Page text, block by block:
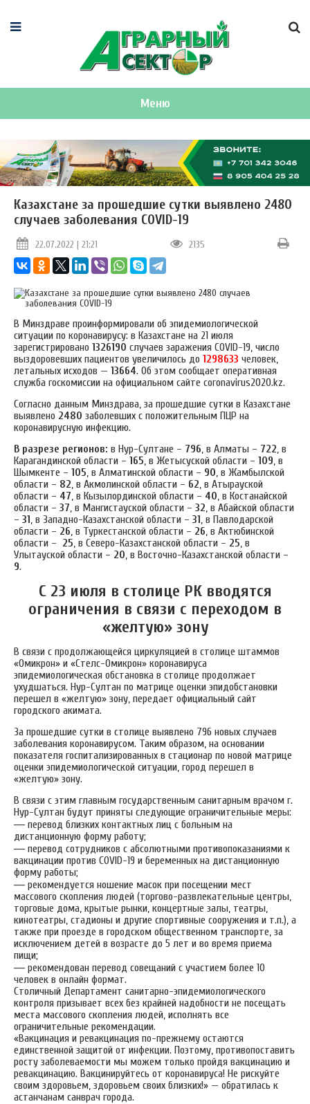
Меню
Казахстане за прошедшие сутки выявлено 2480
случаев заболевания COVID-19
22.07.2022 | 21:21 2135
В Минздраве проинформировали об эпидемиологической
ситуации по коронавирусу: в Казахстане на 21 июля
зарегистрировано 1326190 случаев заражения COVID-19, число
выздоровевших пациентов увеличилось до 1298633 человек,
летальных исходов — 13664. Об этом сообщает оперативная
служба госкомиссии на официальном сайте coronavirus2020.kz.
Согласно данным Минздрава, за прошедшие сутки в Казахстане
выявлено 2480 заболевших с положительным ПЦР на
коронавирусную инфекцию.
В разрезе регионов: в Нур-Султане – 796, в Алматы – 722, в
Карагандинской области – 165, в Жетысуской области – 109, в
Шымкенте – 105, в Алматинской области – 90, в Жамбылской
области – 82, в Акмолинской области – 62, в Атырауской
области – 47, в Кызылординской области – 40, в Костанайской
области – 37, в Мангистауской области – 32, в Абайской области
– 31, в Западно-Казахстанской области – 31, в Павлодарской
области – 26, в Туркестанской области – 26, в Актюбинской
области – 25, в Северо-Казахстанской области – 25, в
Улытауской области – 20, в Восточно-Казахстанской области –
9.
С 23 июля в столице РК вводятся
ограничения в связи с переходом в
«желтую» зону
В связи с продолжающейся циркуляцией в столице штаммов
«Омикрон» и «Стелс-Омикрон» коронавируса
эпидемиологическая обстановка в столице продолжает
ухудшаться. Нур-Султан по матрице оценки эпидобстановки
перешел в «желтую» зону, передает официальный сайт
городского акимата.
За прошедшие сутки в столице выявлено 796 новых случаев
заболевания коронавирусом. Таким образом, на основании
показателя госпитализированных в стационар по новой матрице
оценки эпидемиологической ситуации, город перешел в
«желтую» зону.
В связи с этим главным государственным санитарным врачом г.
Нур-Султан будут приняты следующие ограничительные меры:
— перевод близких контактных лиц с больным на
дистанционную форму работу;
— перевод сотрудников с абсолютными противопоказаниями к
вакцинации против COVID-19 и беременных на дистанционную
форму работы;
— рекомендуется ношение масок при посещении мест
массового скопления людей (торгово-развлекательные центры,
торговые дома, крытые рынки, концертные залы, театры,
кинотеатры, стадионы и другие спортивные сооружения и т.п.), а
также при проезде в городском общественном транспорте, за
исключением детей в возрасте до 5 лет и во время приема
пищи;
— рекомендован перевод совещаний с участием более 10
человек в онлайн формат.
Столичный Департамент санитарно-эпидемиологического
контроля призывает всех без крайней надобности не посещать
места массового скопления людей, исполнять все
ограничительные рекомендации.
«Вакцинация и ревакцинация по-прежнему остаются
единственной защитой от инфекции. Поэтому, противопоставить
росту заболеваемости мы можем только пройдя вакцинацию и
ревакцинацию. Вакцинируйтесь от коронавируса! Не рискуйте
своим здоровьем, здоровьем своих близких!» — обратилась к
астанчанам санврач города.